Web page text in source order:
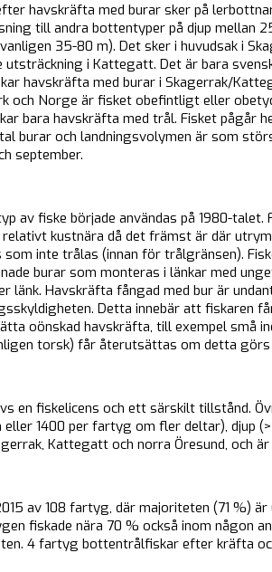
havskräfta med burar sker på
till andra bottentyper på djup mellan
35-80 m). Det sker i huvudsak i
utsträckning i Kattegatt. Det är bara
havskräfta med burar i Skagerrak/
och Norge är fisket obefintligt eller
bara havskräfta med trål. Fisket pågår
burar och landningsvolymen är som
september.
av fiske började användas på 1980-talet.
relativt kustnära då det främst är där
inte trålas (innan för trålgränsen).
burar som monteras i länkar med
länk. Havskräfta fångad med bur är
Detta innebär att fiskaren
oönskad havskräfta, till exempel små
torsk) får återutsättas om detta
en fiskelicens och ett särskilt tillstånd.
1400 per fartyg om fler deltar), djup
Kattegatt och norra Öresund, och
av 108 fartyg, där majoriteten (71 %)
fiskade nära 70 % också inom någon
4 fartyg bottentrålfiskar efter kräfta